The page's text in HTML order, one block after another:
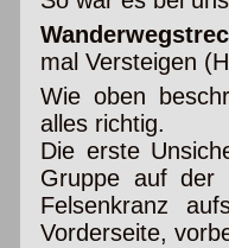
mal Versteigen
Wie oben
alles richtig.
Die erste
Gruppe auf der
Felsenkranz
Vorderseite,